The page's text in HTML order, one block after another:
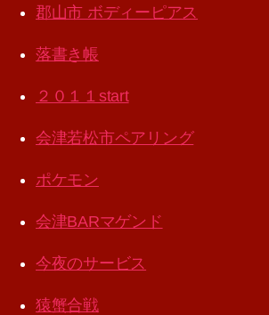
郡山市 ボディーピアス
落書き帳
２０１１start
会津若松市ペアリング
ポケモン
会津BARマゲンド
今夜のサービス
猿蟹合戦